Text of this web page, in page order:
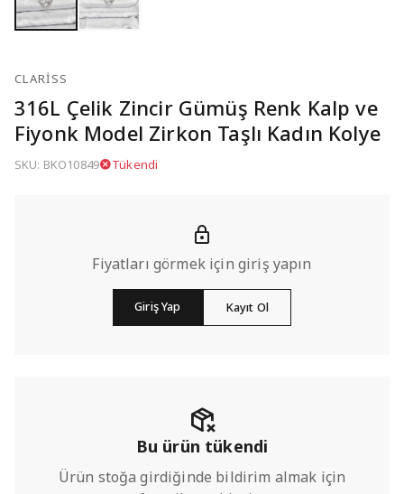
CLARISS
316L Çelik Zincir Gümüş Renk Kalp ve
Fiyonk Model Zirkon Taşlı Kadın Kolye
SKU: BKO10849 Tükendi
Fiyatları görmek için giriş yapın
Giriş Yap Kayıt Ol
Bu ürün tükendi
Ürün stoğa girdiğinde bildirim almak için